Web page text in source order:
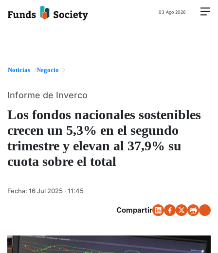
03 Ago 2026
Noticias Negocio
Los fondos nacionales sostenibles
crecen un 5,3% en el segundo
trimestre y elevan al 37,9% su
cuota sobre el total
Informe de Inverco
Fecha: 16 Jul 2025 · 11:45
Compartir